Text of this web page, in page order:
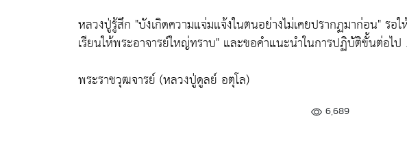
หลวงปู่รู้สึก "บังเกิดความแจ่มแจ้งในตนอย่างไม่เคยปรากฏมาก่อน"รอ
เรียนให้พระอาจารย์ใหญ่ทราบ" และขอคำแนะนำในการปฏิบัติขั้นต่อไป
พระราชวุฒจารย์ (หลวงปู่ดูลย์ อตุโล)
6,689